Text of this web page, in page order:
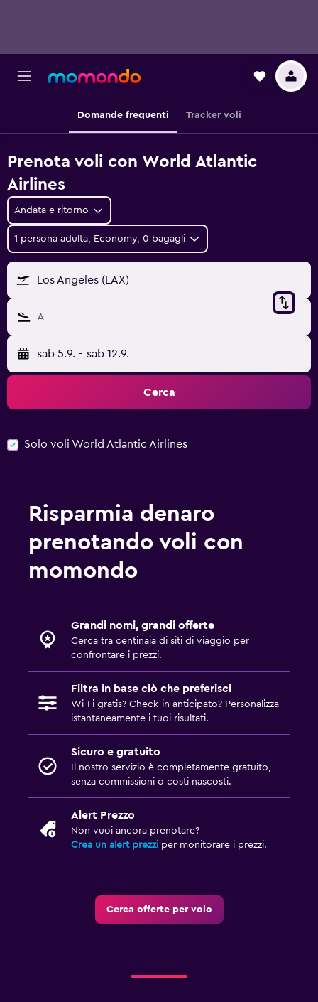
Domande frequenti Tracker voli
Prenota voli con World Atlantic
Airlines
Andata e ritorno
1 persona adulta, Economy, 0 bagagli
Los Angeles (LAX)
A
sab 5.9. - sab 12.9.
Cerca
Solo voli World Atlantic Airlines
Risparmia denaro
prenotando voli con
momondo
Grandi nomi, grandi offerte
Cerca tra centinaia di siti di viaggio per
confrontare i prezzi.
Filtra in base ciò che preferisci
Wi-Fi gratis? Check-in anticipato? Personalizza
istantaneamente i tuoi risultati.
Sicuro e gratuito
Il nostro servizio è completamente gratuito,
senza commissioni o costi nascosti.
Alert Prezzo
Non vuoi ancora prenotare?
Crea un alert prezzi per monitorare i prezzi.
Cerca offerte per volo